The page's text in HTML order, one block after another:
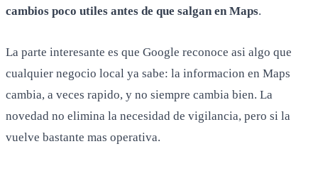
cambios poco utiles antes de que salgan en Maps.
La parte interesante es que Google reconoce asi algo que
cualquier negocio local ya sabe: la informacion en Maps
cambia, a veces rapido, y no siempre cambia bien. La
novedad no elimina la necesidad de vigilancia, pero si la
vuelve bastante mas operativa.